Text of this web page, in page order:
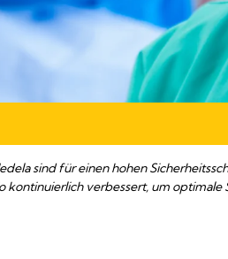
sind für einen hohen
kontinuierlich verbessert, um